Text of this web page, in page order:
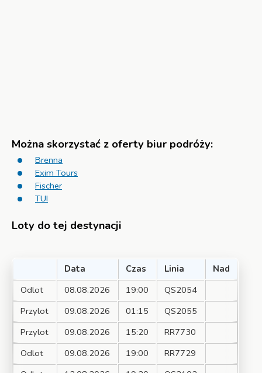
Można skorzystać z oferty biur podróży:
Brenna
Exim Tours
Fischer
TUI
Loty do tej destynacji
Data Czas Linia
Nad
Odlot
08.08.2026 19:00
QS2054
Przylot
09.08.2026 01:15
QS2055
Przylot
09.08.2026 15:20
RR7730
Odlot
09.08.2026 19:00
RR7729